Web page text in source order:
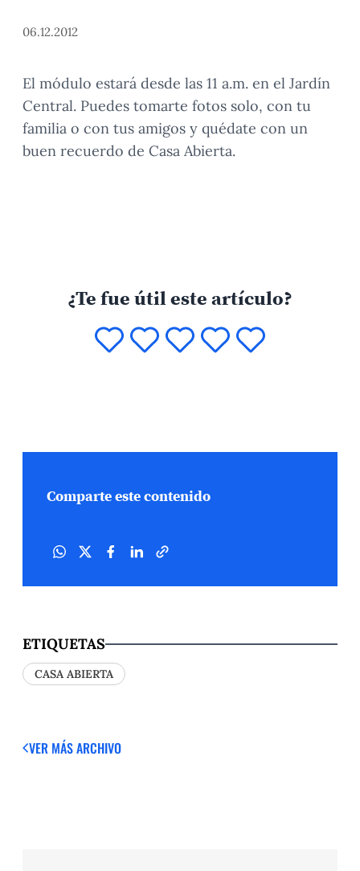
06.12.2012
El módulo estará desde las 11 a.m. en el Jardín
Central. Puedes tomarte fotos solo, con tu
familia o con tus amigos y quédate con un
buen recuerdo de Casa Abierta.
¿Te fue útil este artículo?
Comparte este contenido
ETIQUETAS
CASA ABIERTA
VER MÁSARCHIVO